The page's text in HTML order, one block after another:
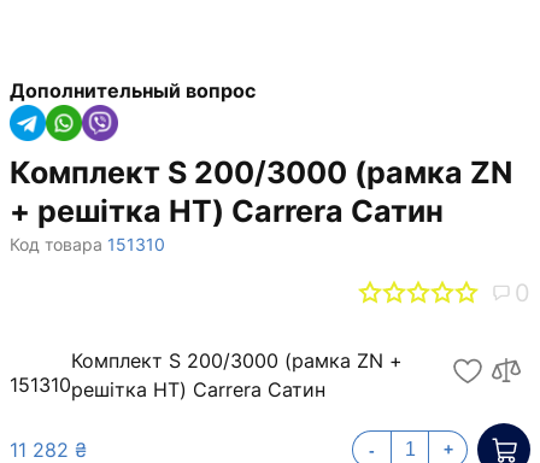
Дополнительный вопрос
Комплект S 200/3000 (рамка ZN
+ решітка НТ) Carrera Сатин
Код товара 151310
0
151310
Комплект S 200/3000 (рамка ZN +
решітка НТ) Carrera Сатин
11 282 ₴
- +